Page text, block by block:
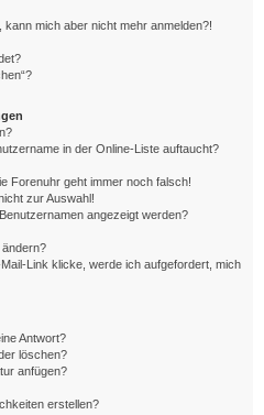
mich aber nicht mehr anmelden?!
in der Online-Liste auftaucht?
Forenuhr geht immer noch falsch!
zur Auswahl!
angezeigt werden?
Link klicke, werde ich aufgefordert, mich
Antwort?
löschen?
anfügen?
erstellen?